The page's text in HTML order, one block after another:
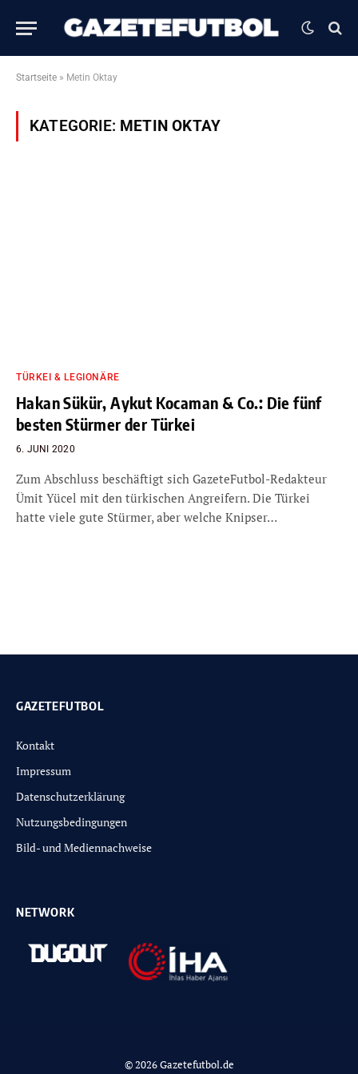
Startseite » Metin Oktay
KATEGORIE: METIN OKTAY
TÜRKEI & LEGIONÄRE
Hakan Sükür, Aykut Kocaman & Co.: Die fünf
besten Stürmer der Türkei
6. JUNI 2020
Zum Abschluss beschäftigt sich GazeteFutbol-Redakteur
Ümit Yücel mit den türkischen Angreifern. Die Türkei
hatte viele gute Stürmer, aber welche Knipser…
GAZETEFUTBOL
Kontakt
Impressum
Datenschutzerklärung
Nutzungsbedingungen
Bild- und Mediennachweise
NETWORK
© 2026 Gazetefutbol.de